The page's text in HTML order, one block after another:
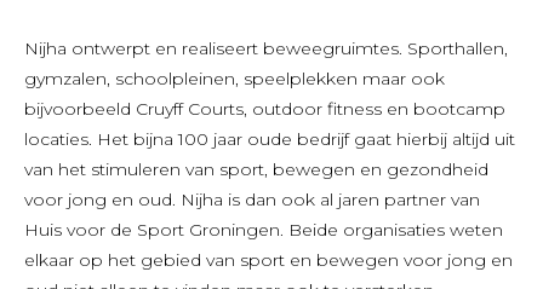
Nijha ontwerpt en realiseert beweegruimtes. Sporthallen,
gymzalen, schoolpleinen, speelplekken maar ook
bijvoorbeeld Cruyff Courts, outdoor fitness en bootcamp
locaties. Het bijna 100 jaar oude bedrijf gaat hierbij altijd uit
van het stimuleren van sport, bewegen en gezondheid
voor jong en oud. Nijha is dan ook al jaren partner van
Huis voor de Sport Groningen. Beide organisaties weten
elkaar op het gebied van sport en bewegen voor jong en